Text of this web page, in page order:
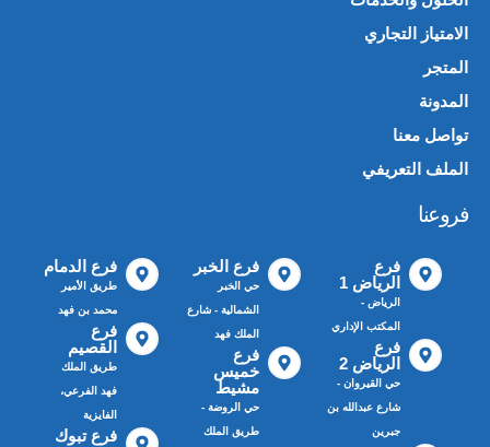
الامتياز التجاري
المتجر
المدونة
تواصل معنا
الملف التعريفي
فروعنا
فرع
الرياض 1
الرياض -
المكتب الإداري
فرع
الرياض 2
حي القيروان -
شارع عبدالله بن
جبرين
فرع الخبر
حي الخبر
الشمالية - شارع
الملك فهد
فرع
خميس
مشيط
حي الروضة -
طريق الملك
فرع الدمام
طريق الأمير
محمد بن فهد
فرع
القصيم
طريق الملك
فهد الفرعي،
الفايزية
فرع تبوك